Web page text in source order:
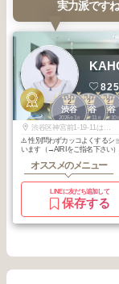
実力派です
2
渋谷
2026年 1
2
渋谷
2025年 11
2
渋谷
2025年 10
⚠️ 性別問わずカッコよくするシ
います（→AIRIをご指名下さい
オススメのメニュー
LINEに友だち追加して
保存する